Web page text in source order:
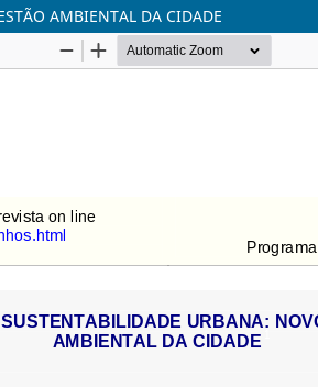
AMBIENTAL DA CIDADE